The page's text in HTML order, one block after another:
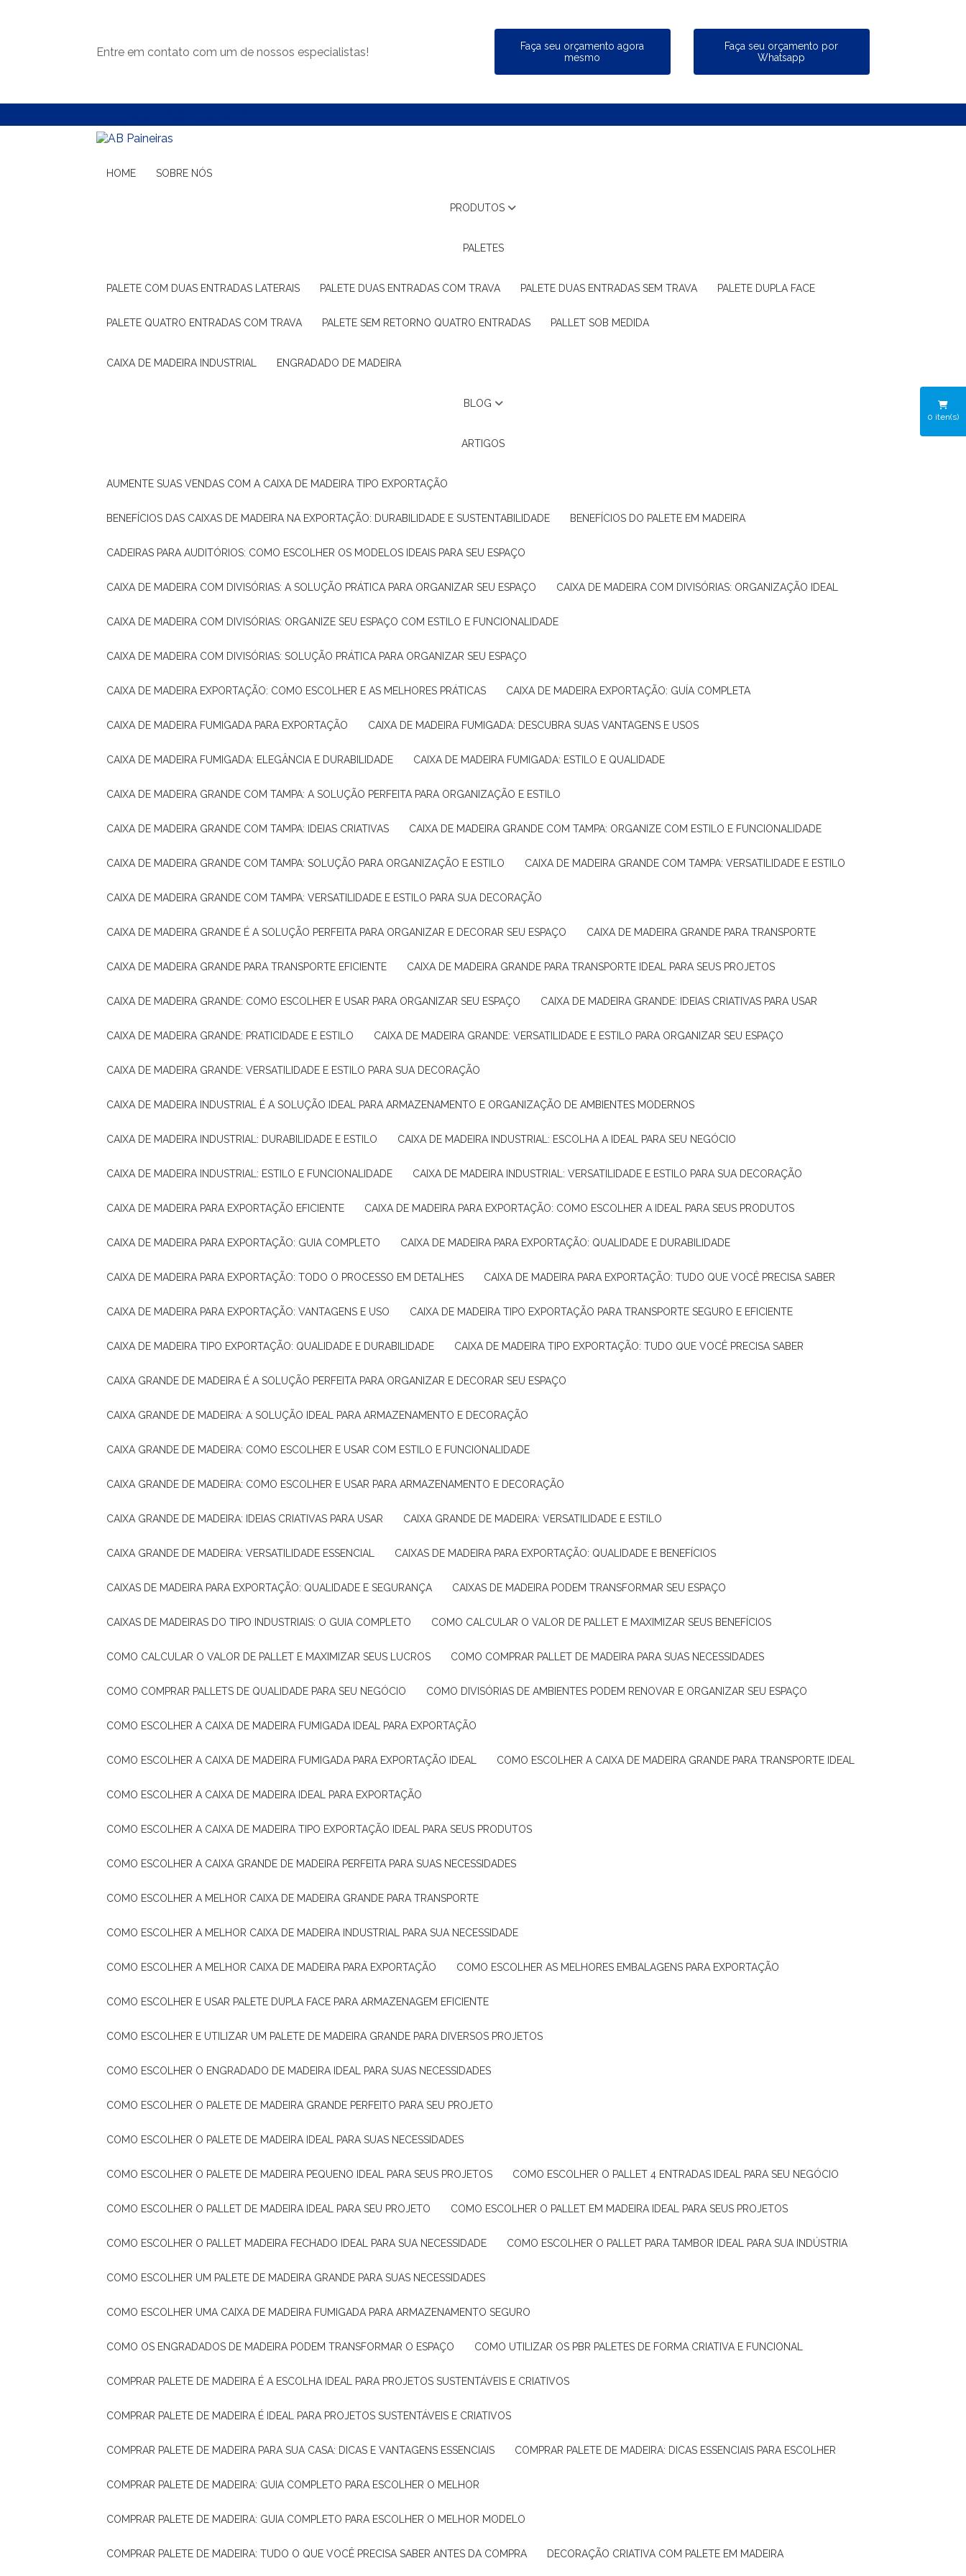
Entre em contato com um de nossos especialistas!
Faça seu orçamento agora
mesmo
Faça seu orçamento por
Whatsapp
HOME SOBRE NÓS
PRODUTOS
PALETES
PALETE COM DUAS ENTRADAS LATERAIS PALETE DUAS ENTRADAS COM TRAVA PALETE DUAS ENTRADAS SEM TRAVA PALETE DUPLA FACE
PALETE QUATRO ENTRADAS COM TRAVA PALETE SEM RETORNO QUATRO ENTRADAS PALLET SOB MEDIDA
CAIXA DE MADEIRA INDUSTRIAL ENGRADADO DE MADEIRA
BLOG
ARTIGOS
AUMENTE SUAS VENDAS COM A CAIXA DE MADEIRA TIPO EXPORTAÇÃO
BENEFÍCIOS DAS CAIXAS DE MADEIRA NA EXPORTAÇÃO: DURABILIDADE E SUSTENTABILIDADE BENEFÍCIOS DO PALETE EM MADEIRA
CADEIRAS PARA AUDITÓRIOS: COMO ESCOLHER OS MODELOS IDEAIS PARA SEU ESPAÇO
CAIXA DE MADEIRA COM DIVISÓRIAS: A SOLUÇÃO PRÁTICA PARA ORGANIZAR SEU ESPAÇO CAIXA DE MADEIRA COM DIVISÓRIAS: ORGANIZAÇÃO IDEAL
CAIXA DE MADEIRA COM DIVISÓRIAS: ORGANIZE SEU ESPAÇO COM ESTILO E FUNCIONALIDADE
CAIXA DE MADEIRA COM DIVISÓRIAS: SOLUÇÃO PRÁTICA PARA ORGANIZAR SEU ESPAÇO
CAIXA DE MADEIRA EXPORTAÇÃO: COMO ESCOLHER E AS MELHORES PRÁTICAS CAIXA DE MADEIRA EXPORTAÇÃO: GUÍA COMPLETA
CAIXA DE MADEIRA FUMIGADA PARA EXPORTAÇÃO CAIXA DE MADEIRA FUMIGADA: DESCUBRA SUAS VANTAGENS E USOS
CAIXA DE MADEIRA FUMIGADA: ELEGÂNCIA E DURABILIDADE CAIXA DE MADEIRA FUMIGADA: ESTILO E QUALIDADE
CAIXA DE MADEIRA GRANDE COM TAMPA: A SOLUÇÃO PERFEITA PARA ORGANIZAÇÃO E ESTILO
CAIXA DE MADEIRA GRANDE COM TAMPA: IDEIAS CRIATIVAS CAIXA DE MADEIRA GRANDE COM TAMPA: ORGANIZE COM ESTILO E FUNCIONALIDADE
CAIXA DE MADEIRA GRANDE COM TAMPA: SOLUÇÃO PARA ORGANIZAÇÃO E ESTILO CAIXA DE MADEIRA GRANDE COM TAMPA: VERSATILIDADE E ESTILO
CAIXA DE MADEIRA GRANDE COM TAMPA: VERSATILIDADE E ESTILO PARA SUA DECORAÇÃO
CAIXA DE MADEIRA GRANDE É A SOLUÇÃO PERFEITA PARA ORGANIZAR E DECORAR SEU ESPAÇO CAIXA DE MADEIRA GRANDE PARA TRANSPORTE
CAIXA DE MADEIRA GRANDE PARA TRANSPORTE EFICIENTE CAIXA DE MADEIRA GRANDE PARA TRANSPORTE IDEAL PARA SEUS PROJETOS
CAIXA DE MADEIRA GRANDE: COMO ESCOLHER E USAR PARA ORGANIZAR SEU ESPAÇO CAIXA DE MADEIRA GRANDE: IDEIAS CRIATIVAS PARA USAR
CAIXA DE MADEIRA GRANDE: PRATICIDADE E ESTILO CAIXA DE MADEIRA GRANDE: VERSATILIDADE E ESTILO PARA ORGANIZAR SEU ESPAÇO
CAIXA DE MADEIRA GRANDE: VERSATILIDADE E ESTILO PARA SUA DECORAÇÃO
CAIXA DE MADEIRA INDUSTRIAL É A SOLUÇÃO IDEAL PARA ARMAZENAMENTO E ORGANIZAÇÃO DE AMBIENTES MODERNOS
CAIXA DE MADEIRA INDUSTRIAL: DURABILIDADE E ESTILO CAIXA DE MADEIRA INDUSTRIAL: ESCOLHA A IDEAL PARA SEU NEGÓCIO
CAIXA DE MADEIRA INDUSTRIAL: ESTILO E FUNCIONALIDADE CAIXA DE MADEIRA INDUSTRIAL: VERSATILIDADE E ESTILO PARA SUA DECORAÇÃO
CAIXA DE MADEIRA PARA EXPORTAÇÃO EFICIENTE CAIXA DE MADEIRA PARA EXPORTAÇÃO: COMO ESCOLHER A IDEAL PARA SEUS PRODUTOS
CAIXA DE MADEIRA PARA EXPORTAÇÃO: GUIA COMPLETO CAIXA DE MADEIRA PARA EXPORTAÇÃO: QUALIDADE E DURABILIDADE
CAIXA DE MADEIRA PARA EXPORTAÇÃO: TODO O PROCESSO EM DETALHES CAIXA DE MADEIRA PARA EXPORTAÇÃO: TUDO QUE VOCÊ PRECISA SABER
CAIXA DE MADEIRA PARA EXPORTAÇÃO: VANTAGENS E USO CAIXA DE MADEIRA TIPO EXPORTAÇÃO PARA TRANSPORTE SEGURO E EFICIENTE
CAIXA DE MADEIRA TIPO EXPORTAÇÃO: QUALIDADE E DURABILIDADE CAIXA DE MADEIRA TIPO EXPORTAÇÃO: TUDO QUE VOCÊ PRECISA SABER
CAIXA GRANDE DE MADEIRA É A SOLUÇÃO PERFEITA PARA ORGANIZAR E DECORAR SEU ESPAÇO
CAIXA GRANDE DE MADEIRA: A SOLUÇÃO IDEAL PARA ARMAZENAMENTO E DECORAÇÃO
CAIXA GRANDE DE MADEIRA: COMO ESCOLHER E USAR COM ESTILO E FUNCIONALIDADE
CAIXA GRANDE DE MADEIRA: COMO ESCOLHER E USAR PARA ARMAZENAMENTO E DECORAÇÃO
CAIXA GRANDE DE MADEIRA: IDEIAS CRIATIVAS PARA USAR CAIXA GRANDE DE MADEIRA: VERSATILIDADE E ESTILO
CAIXA GRANDE DE MADEIRA: VERSATILIDADE ESSENCIAL CAIXAS DE MADEIRA PARA EXPORTAÇÃO: QUALIDADE E BENEFÍCIOS
CAIXAS DE MADEIRA PARA EXPORTAÇÃO: QUALIDADE E SEGURANÇA CAIXAS DE MADEIRA PODEM TRANSFORMAR SEU ESPAÇO
CAIXAS DE MADEIRAS DO TIPO INDUSTRIAIS: O GUIA COMPLETO COMO CALCULAR O VALOR DE PALLET E MAXIMIZAR SEUS BENEFÍCIOS
COMO CALCULAR O VALOR DE PALLET E MAXIMIZAR SEUS LUCROS COMO COMPRAR PALLET DE MADEIRA PARA SUAS NECESSIDADES
COMO COMPRAR PALLETS DE QUALIDADE PARA SEU NEGÓCIO COMO DIVISÓRIAS DE AMBIENTES PODEM RENOVAR E ORGANIZAR SEU ESPAÇO
COMO ESCOLHER A CAIXA DE MADEIRA FUMIGADA IDEAL PARA EXPORTAÇÃO
COMO ESCOLHER A CAIXA DE MADEIRA FUMIGADA PARA EXPORTAÇÃO IDEAL COMO ESCOLHER A CAIXA DE MADEIRA GRANDE PARA TRANSPORTE IDEAL
COMO ESCOLHER A CAIXA DE MADEIRA IDEAL PARA EXPORTAÇÃO
COMO ESCOLHER A CAIXA DE MADEIRA TIPO EXPORTAÇÃO IDEAL PARA SEUS PRODUTOS
COMO ESCOLHER A CAIXA GRANDE DE MADEIRA PERFEITA PARA SUAS NECESSIDADES
COMO ESCOLHER A MELHOR CAIXA DE MADEIRA GRANDE PARA TRANSPORTE
COMO ESCOLHER A MELHOR CAIXA DE MADEIRA INDUSTRIAL PARA SUA NECESSIDADE
COMO ESCOLHER A MELHOR CAIXA DE MADEIRA PARA EXPORTAÇÃO COMO ESCOLHER AS MELHORES EMBALAGENS PARA EXPORTAÇÃO
COMO ESCOLHER E USAR PALETE DUPLA FACE PARA ARMAZENAGEM EFICIENTE
COMO ESCOLHER E UTILIZAR UM PALETE DE MADEIRA GRANDE PARA DIVERSOS PROJETOS
COMO ESCOLHER O ENGRADADO DE MADEIRA IDEAL PARA SUAS NECESSIDADES
COMO ESCOLHER O PALETE DE MADEIRA GRANDE PERFEITO PARA SEU PROJETO
COMO ESCOLHER O PALETE DE MADEIRA IDEAL PARA SUAS NECESSIDADES
COMO ESCOLHER O PALETE DE MADEIRA PEQUENO IDEAL PARA SEUS PROJETOS COMO ESCOLHER O PALLET 4 ENTRADAS IDEAL PARA SEU NEGÓCIO
COMO ESCOLHER O PALLET DE MADEIRA IDEAL PARA SEU PROJETO COMO ESCOLHER O PALLET EM MADEIRA IDEAL PARA SEUS PROJETOS
COMO ESCOLHER O PALLET MADEIRA FECHADO IDEAL PARA SUA NECESSIDADE COMO ESCOLHER O PALLET PARA TAMBOR IDEAL PARA SUA INDÚSTRIA
COMO ESCOLHER UM PALETE DE MADEIRA GRANDE PARA SUAS NECESSIDADES
COMO ESCOLHER UMA CAIXA DE MADEIRA FUMIGADA PARA ARMAZENAMENTO SEGURO
COMO OS ENGRADADOS DE MADEIRA PODEM TRANSFORMAR O ESPAÇO COMO UTILIZAR OS PBR PALETES DE FORMA CRIATIVA E FUNCIONAL
COMPRAR PALETE DE MADEIRA É A ESCOLHA IDEAL PARA PROJETOS SUSTENTÁVEIS E CRIATIVOS
COMPRAR PALETE DE MADEIRA É IDEAL PARA PROJETOS SUSTENTÁVEIS E CRIATIVOS
COMPRAR PALETE DE MADEIRA PARA SUA CASA: DICAS E VANTAGENS ESSENCIAIS COMPRAR PALETE DE MADEIRA: DICAS ESSENCIAIS PARA ESCOLHER
COMPRAR PALETE DE MADEIRA: GUIA COMPLETO PARA ESCOLHER O MELHOR
COMPRAR PALETE DE MADEIRA: GUIA COMPLETO PARA ESCOLHER O MELHOR MODELO
COMPRAR PALETE DE MADEIRA: TUDO O QUE VOCÊ PRECISA SABER ANTES DA COMPRA DECORAÇÃO CRIATIVA COM PALETE EM MADEIRA
0 iten(s)